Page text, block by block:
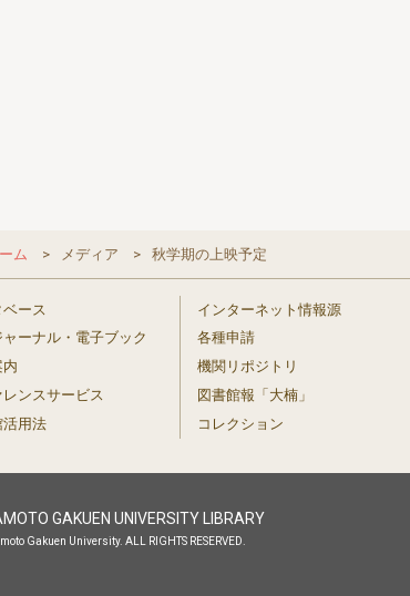
ム メディア 秋学期の上映予定
ース
ャーナル・電子ブック
レンスサービス
活用法
インターネット情報源
各種申請
機関リポジトリ
図書館報「大楠」
コレクション
GAKUEN UNIVERSITY LIBRARY
Gakuen University. ALL RIGHTS RESERVED.